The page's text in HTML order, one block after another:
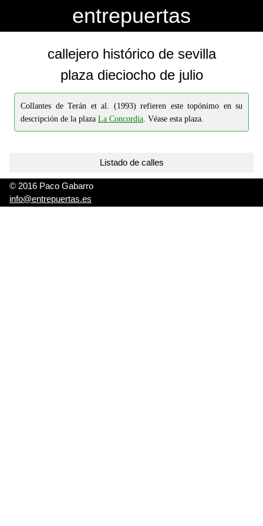
entrepuertas
callejero histórico de sevilla
plaza dieciocho de julio
Collantes de Terán et al. (1993) refieren este topónimo en su
descripción de la plaza La Concordia. Véase esta plaza.
Listado de calles
© 2016 Paco Gabarro
info@entrepuertas.es